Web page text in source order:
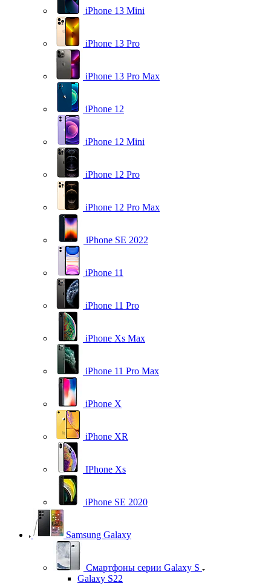
iPhone 13 Mini
iPhone 13 Pro
iPhone 13 Pro Max
iPhone 12
iPhone 12 Mini
iPhone 12 Pro
iPhone 12 Pro Max
iPhone SE 2022
iPhone 11
iPhone 11 Pro
iPhone Xs Max
iPhone 11 Pro Max
iPhone X
iPhone XR
IPhone Xs
iPhone SE 2020
Samsung Galaxy
Смартфоны серии Galaxy S
Galaxy S22